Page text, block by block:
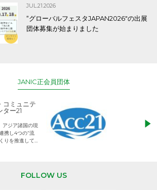
JUL.21.2026
“グローバルフェスタJAPAN2026″の出展
団体募集が始まりました
JANIC正会員団体
コミュニテ
ター21
アジア諸国の現
携し4つの“流
りを推進してい
児童労働のない
権利が守られた
FOLLOW US